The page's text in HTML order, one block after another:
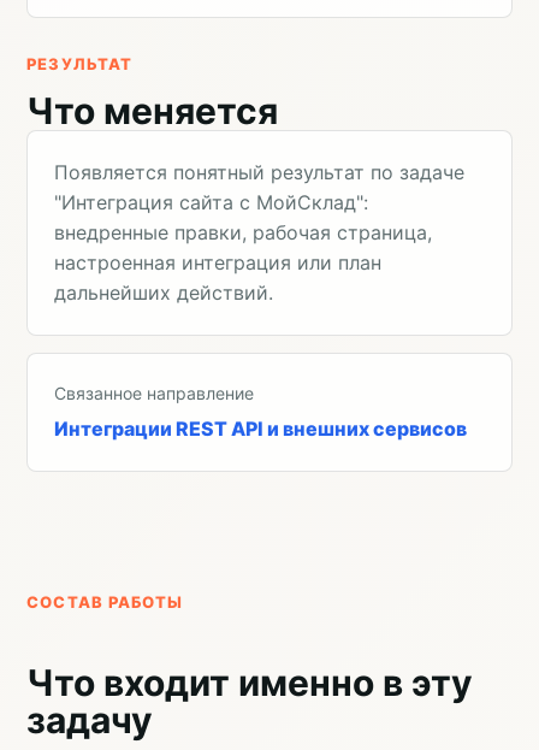
РЕЗУЛЬТАТ
Что меняется
Появляется понятный результат по задаче
"Интеграция сайта с МойСклад":
внедренные правки, рабочая страница,
настроенная интеграция или план
дальнейших действий.
Связанное направление
Интеграции REST API и внешних сервисов
СОСТАВ РАБОТЫ
Что входит именно в эту
задачу